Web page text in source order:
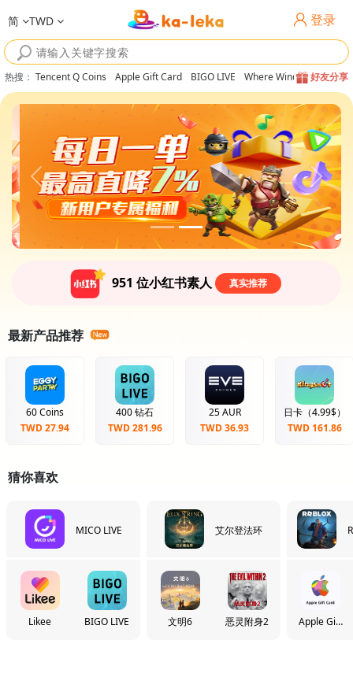
简 TWD 登录
热搜 ： Tencent Q Coins Apple Gift Card BIGO LIVE Where Winds Meet好友分享
951 位小红书素人 真实推荐
最新产品推荐
60 Coins
TWD 27.94
400 钻石
TWD 281.96
25 AUR
TWD 36.93
日卡（4.99$）
TWD 161.86
猜你喜欢
MICO LIVE
Likee BIGO LIVE
艾尔登法环
文明6 恶灵附身2
Apple Gift